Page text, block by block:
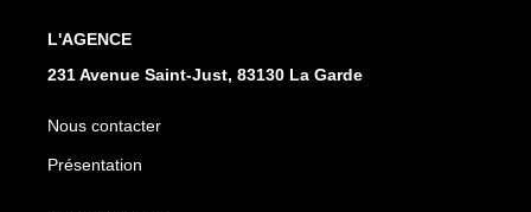
L'AGENCE
231 Avenue Saint-Just, 83130 La Garde
Nous contacter
Présentation